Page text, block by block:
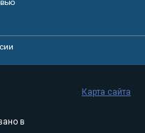
в
Карта сайта